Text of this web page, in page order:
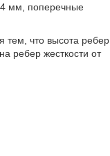
мм, поперечные
что высота ребер
ребер жесткости от